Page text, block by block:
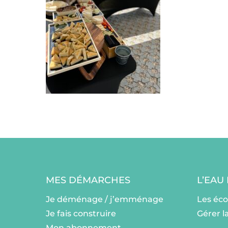
MES DÉMARCHES
Je déménage / j’emménage
Je fais construire
Les
Gérer